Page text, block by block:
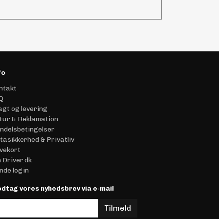
og levering
& Reklamation
& Privatliv
Driver.dk
login
vores nyhedsbrev via e-mail
Tilmeld